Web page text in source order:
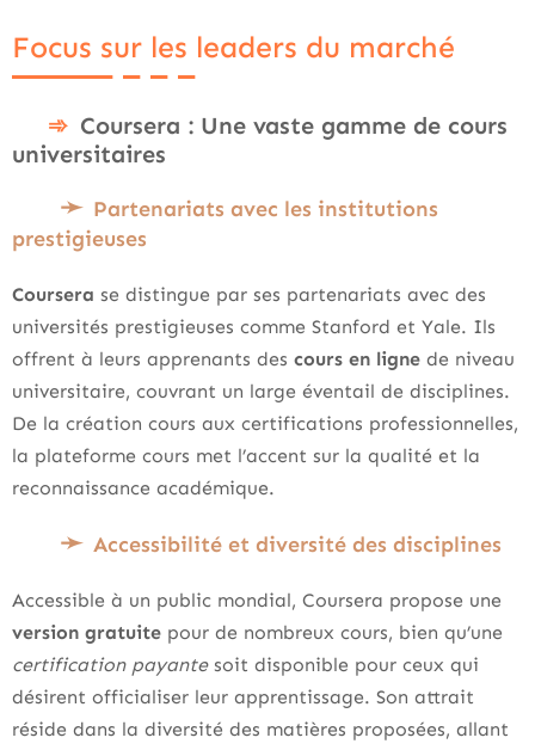
Focus sur les leaders du marché
Coursera : Une vaste gamme de cours
universitaires
Partenariats avec les institutions
prestigieuses
Coursera se distingue par ses partenariats avec des
universités prestigieuses comme Stanford et Yale. Ils
offrent à leurs apprenants des cours en ligne de niveau
universitaire, couvrant un large éventail de disciplines.
De la création cours aux certifications professionnelles,
la plateforme cours met l’accent sur la qualité et la
reconnaissance académique.
Accessibilité et diversité des disciplines
Accessible à un public mondial, Coursera propose une
version gratuite pour de nombreux cours, bien qu’une
certification payantesoit disponible pour ceux qui
désirent officialiser leur apprentissage. Son attrait
réside dans la diversité des matières proposées, allant